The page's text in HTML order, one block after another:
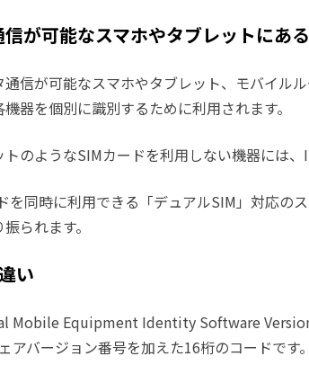
が可能なスマホやタブレットにある
信が可能なスマホやタブレット、モバイル
器を個別に識別するために利用されます。
のようなSIMカードを利用しない機器には、
を同時に利用できる「デュアルSIM」対応の
られます。
い
Mobile Equipment Identity Software
アバージョン番号を加えた16桁のコードです。